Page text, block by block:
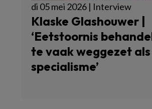
di 05 mei 2026 | Interview
Klaske Glashouwer |
‘Eetstoornis
te vaak weggezet
specialisme’